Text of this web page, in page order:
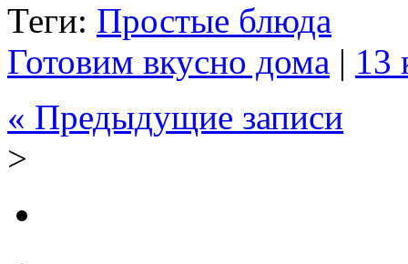
Теги: Простые блюда
Готовим вкусно дома | 13
« Предыдущие записи
>